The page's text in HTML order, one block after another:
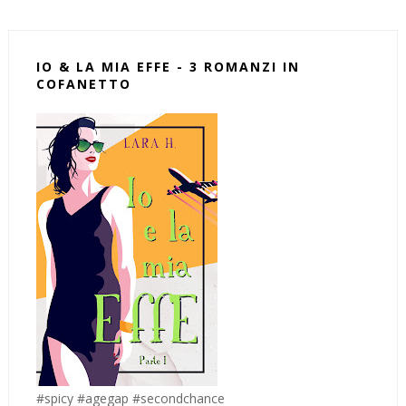
IO & LA MIA EFFE - 3 ROMANZI IN
COFANETTO
#spicy #agegap #secondchance